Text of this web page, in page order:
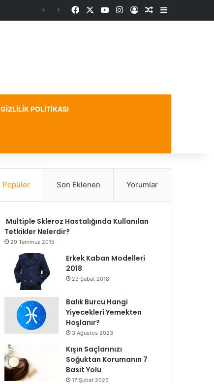
FacebookYouTubeInstagram
Kayıt OlRastgele Makale
Kenar
GIZLILIK POLITIKASI
Popüler Son Eklenen Yorumlar
Multiple Skleroz Hastalığında Kullanılan
Tetkikler Nelerdir?
29 Temmuz 2015
Erkek Kaban Modelleri
2018
23 Şubat 2018
Balık Burcu Hangi
Yiyecekleri Yemekten
Hoşlanır?
3 Ağustos 2023
Kışın Saçlarınızı
Soğuktan Korumanın 7
Basit Yolu
17 Şubat 2025